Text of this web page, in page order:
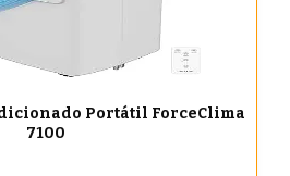
Portátil ForceClima
7100